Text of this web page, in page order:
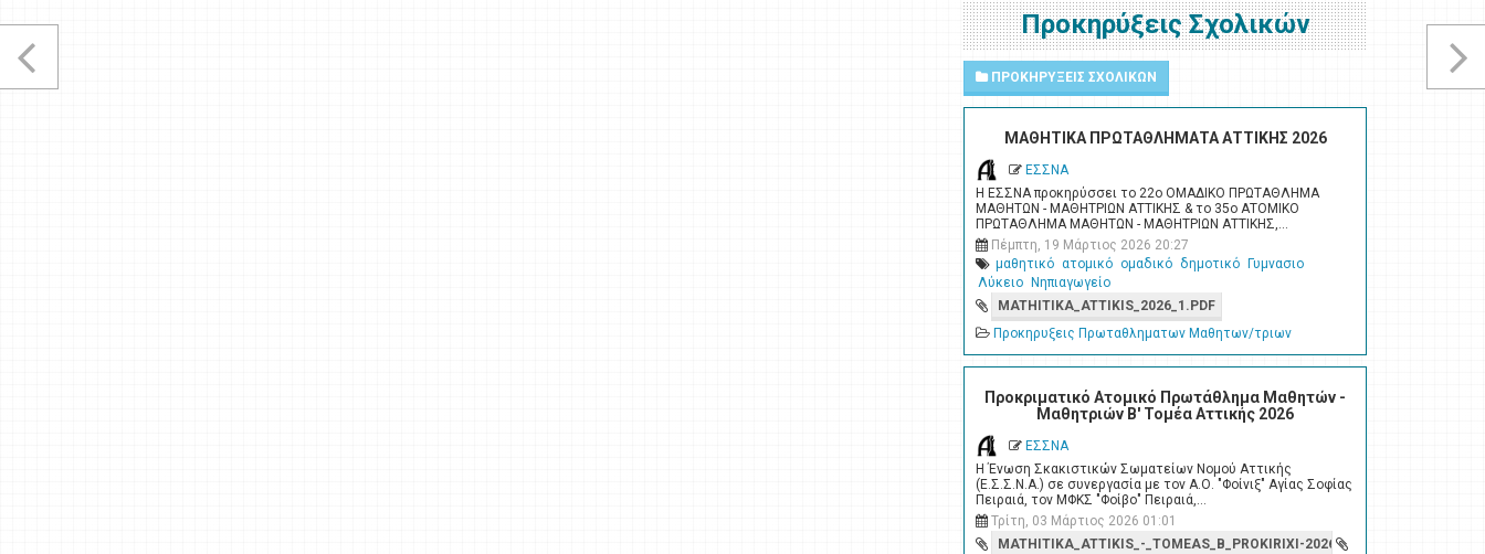
Προκηρύξεις Σχολικών
ΠΡΟΚΗΡΥΞΕΙΣ ΣΧΟΛΙΚΩΝ
ΜΑΘΗΤΙΚΑ ΠΡΩΤΑΘΛΗΜΑΤΑ ΑΤΤΙΚΗΣ 2026
ΕΣΣΝΑ
Η ΕΣΣΝΑ προκηρύσσει το 22ο ΟΜΑΔΙΚΟ ΠΡΩΤΑΘΛΗΜΑ
ΜΑΘΗΤΩΝ - ΜΑΘΗΤΡΙΩΝ ΑΤΤΙΚΗΣ & το 35ο ΑΤΟΜΙΚΟ
ΠΡΩΤΑΘΛΗΜΑ ΜΑΘΗΤΩΝ - ΜΑΘΗΤΡΙΩΝ ΑΤΤΙΚΗΣ,…
Πέμπτη, 19 Μάρτιος 2026 20:27
μαθητικό ατομικό ομαδικό δημοτικό
Γυμνασιο
Λύκειο
Νηπιαγωγείο
MATHITIKA_ATTIKIS_2026_1.PDF
Προκηρυξεις Πρωταθληματων Μαθητων/τριων
Προκριματικό Ατομικό Πρωτάθλημα Μαθητών -
Μαθητριών Β' Τομέα Αττικής 2026
ΕΣΣΝΑ
Η Ένωση Σκακιστικών Σωματείων Νομού Αττικής
(Ε.Σ.Σ.Ν.Α.) σε συνεργασία με τον Α.Ο. "Φοίνιξ" Αγίας Σοφίας
Πειραιά, τον ΜΦΚΣ "Φοίβο" Πειραιά,…
Τρίτη, 03 Μάρτιος 2026 01:01
MATHITIKA_ATTIKIS_-_TOMEAS_B_PROKIRIXI-2026.PDF